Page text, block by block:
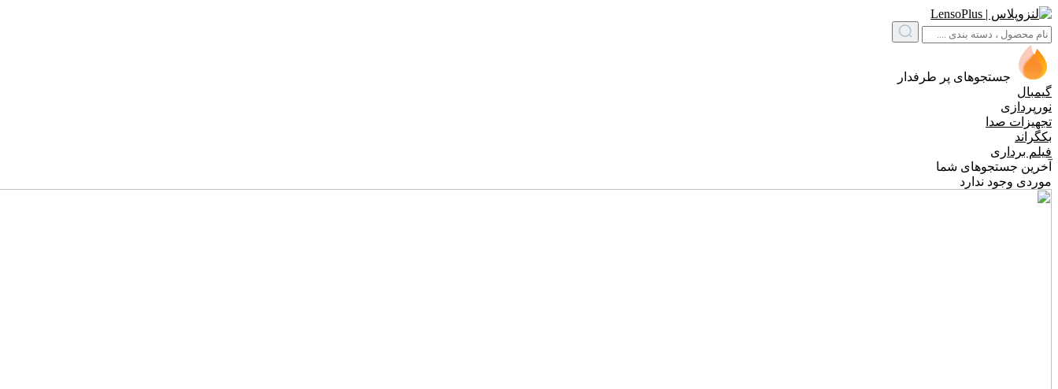
جستجوهای پر طرفدار
گیمبال
نورپردازی
تجهیزات صدا
بکگراند
فیلم برداری
آخرین جستجوهای شما
موردی وجود ندارد